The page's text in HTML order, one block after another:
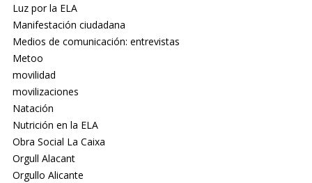
Luz por la ELA
Manifestación ciudadana
Medios de comunicación: entrevistas
Metoo
movilidad
movilizaciones
Natación
Nutrición en la ELA
Obra Social La Caixa
Orgull Alacant
Orgullo Alicante